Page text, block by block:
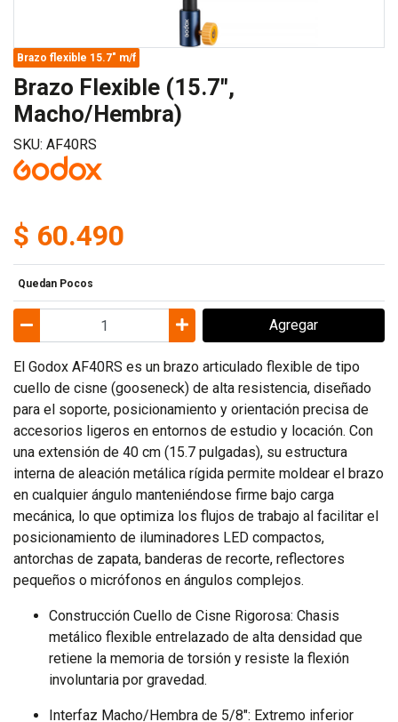
Brazo flexible 15.7" m/f
Brazo Flexible (15.7",
Macho/Hembra)
SKU: AF40RS
$ 60.490
Quedan Pocos
Agregar
El Godox AF40RS es un brazo articulado flexible de tipo
cuello de cisne (gooseneck) de alta resistencia, diseñado
para el soporte, posicionamiento y orientación precisa de
accesorios ligeros en entornos de estudio y locación. Con
una extensión de 40 cm (15.7 pulgadas), su estructura
interna de aleación metálica rígida permite moldear el brazo
en cualquier ángulo manteniéndose firme bajo carga
mecánica, lo que optimiza los flujos de trabajo al facilitar el
posicionamiento de iluminadores LED compactos,
antorchas de zapata, banderas de recorte, reflectores
pequeños o micrófonos en ángulos complejos.
Construcción Cuello de Cisne Rigorosa: Chasis
metálico flexible entrelazado de alta densidad que
retiene la memoria de torsión y resiste la flexión
involuntaria por gravedad.
Interfaz Macho/Hembra de 5/8": Extremo inferior